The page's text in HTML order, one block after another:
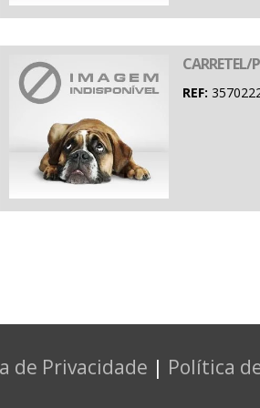
CARRETEL/
REF:
de Privacidade | Política